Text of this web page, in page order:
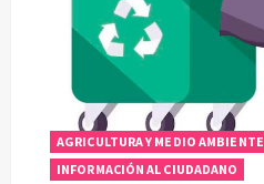
AGRICULTURA Y MEDIO AMBIENTE
INFORMACIÓN AL CIUDADANO